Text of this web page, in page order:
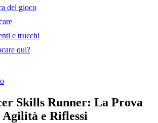
del gioco
e trucchi
qui?
Skills Runner: La Prova
e Riflessi